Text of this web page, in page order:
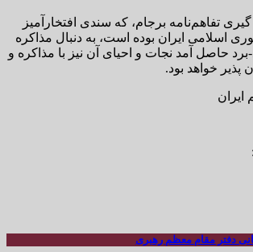
تفاهم‌نامه برجام، که سندی افتخارآمیز
اسلامی ایران بوده است، به دنبال مذاکره
برد حاصل آمد نجات و احیای آن نیز با مذاکره و
پذیر خواهد بود.
دفتر مقام معظم رهبری